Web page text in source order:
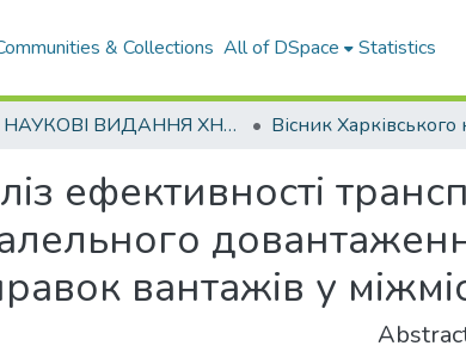
& Collections All of DSpace Statistics
НАУКОВІ ВИДАННЯ ХНАДУ
ефективності
вантажів у